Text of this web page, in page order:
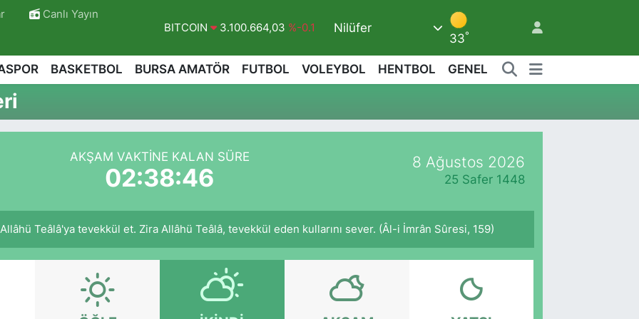
Canlı Yayın
BITCOIN 3.100.664,03 %-0.18
DOLAR
47,7436 %0.18
GRAM ALTIN
6660.55 %0.03
BİST100
Nilüfer
33°
BASKETBOL BURSA AMATÖR FUTBOL VOLEYBOL HENTBOL GENEL
AKŞAM VAKTINE KALAN SÜRE
02:38:45
8 Ağustos 2026
25 Safer 1448
Teâlâ'ya tevekkül et. Zira Allâhü Teâlâ, tevekkül eden kullarını sever. (Âl-i İmrân Sûresi, 159)